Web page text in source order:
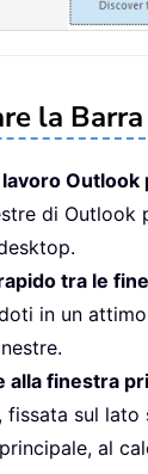
la
Outlook
di Outlook
tra le
in un
alla finestra
sul lato
al